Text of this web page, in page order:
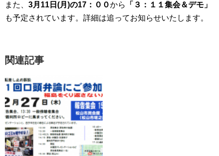
また、 3月11日(月)の17：００から
「３：１１集会＆デモ」
も予定されています。詳細は追ってお知らせいたします。
関連記事